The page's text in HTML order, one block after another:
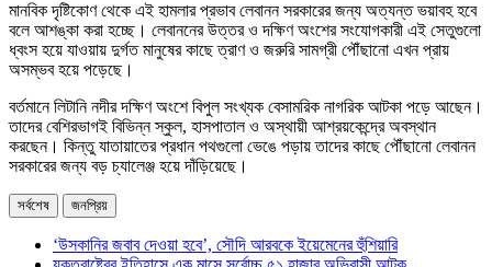
মানবিক দৃষ্টিকোণ থেকে এই হামলার প্রভাব লেবানন সরকারের জন্য অত্যন্ত ভয়াবহ হবে
বলে আশঙ্কা করা হচ্ছে। লেবাননের উত্তর ও দক্ষিণ অংশের সংযোগকারী এই সেতুগুলো
ধ্বংস হয়ে যাওয়ায় দুর্গত মানুষের কাছে ত্রাণ ও জরুরি সামগ্রী পৌঁছানো এখন প্রায়
অসম্ভব হয়ে পড়েছে।
বর্তমানে লিটানি নদীর দক্ষিণ অংশে বিপুল সংখ্যক বেসামরিক নাগরিক আটকা পড়ে আছেন।
তাদের বেশিরভাগই বিভিন্ন স্কুল, হাসপাতাল ও অস্থায়ী আশ্রয়কেন্দ্রে অবস্থান
করছেন। কিন্তু যাতায়াতের প্রধান পথগুলো ভেঙে পড়ায় তাদের কাছে পৌঁছানো লেবানন
সরকারের জন্য বড় চ্যালেঞ্জ হয়ে দাঁড়িয়েছে।
সর্বশেষ জনপ্রিয়
‘উসকানির জবাব দেওয়া হবে’, সৌদি আরবকে ইয়েমেনের হুঁশিয়ারি